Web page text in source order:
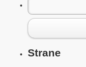
za:
Strane